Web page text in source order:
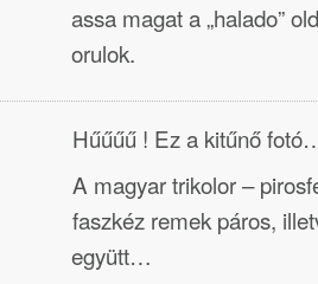
assa magat a „halado”
orulok.
Hűűűű ! Ez a kitűnő
A magyar trikolor –
faszkéz remek páros,
együtt…